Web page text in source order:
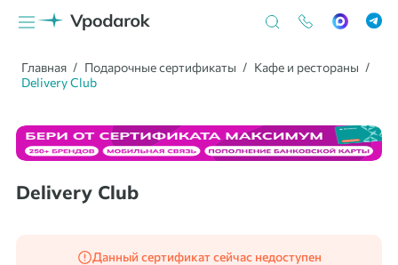
Главная Подарочные сертификаты
Кафе и рестораны
Delivery Club
Delivery Club
Данный сертификат сейчас недоступен